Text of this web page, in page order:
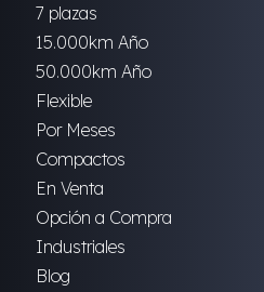
7 plazas
15.000km Año
50.000km Año
Flexible
Por Meses
Compactos
En Venta
Opción a Compra
Industriales
Blog